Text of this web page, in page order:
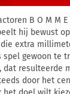
B O M M E
hij bewust
extra
spel gewoon te
dat resulteerde
door het